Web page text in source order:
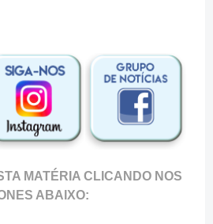
MATÉRIA CLICANDO NOS
ABAIXO: